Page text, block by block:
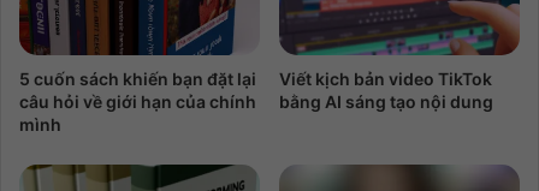
5 cuốn sách khiến bạn đặt lại
câu hỏi về giới hạn của chính
mình
Viết kịch bản video TikTok
bằng AI sáng tạo nội dung